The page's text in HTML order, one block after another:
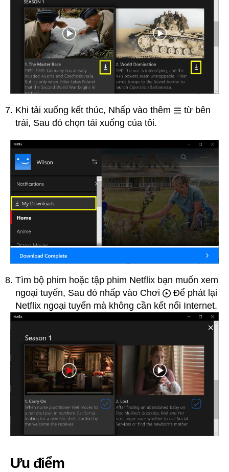
Khi tải xuống kết thúc, Nhấp vào thêm
từ bên
trái, Sau đó chọn tải xuống của tôi.
Tìm bộ phim hoặc tập phim Netflix bạn muốn xem
ngoại tuyến, Sau đó nhấp vào Chơi
Để phát lại
Netflix ngoại tuyến mà không cần kết nối Internet.
Ưu điểm